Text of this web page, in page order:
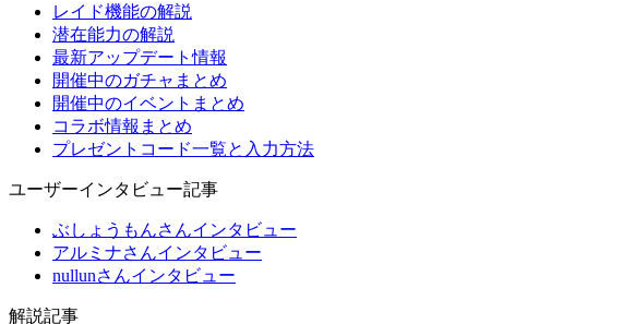
レイド機能の解説
潜在能力の解説
最新アップデート情報
開催中のガチャまとめ
開催中のイベントまとめ
コラボ情報まとめ
プレゼントコード一覧と入力方法
ユーザーインタビュー記事
ぶしょうもんさんインタビュー
アルミナさんインタビュー
nullunさんインタビュー
解説記事